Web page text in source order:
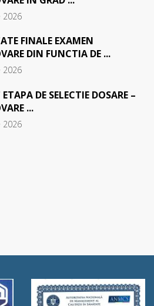
2026
FINALE EXAMEN
DIN FUNCTIA DE ...
2026
DE SELECTIE DOSARE –
...
2026